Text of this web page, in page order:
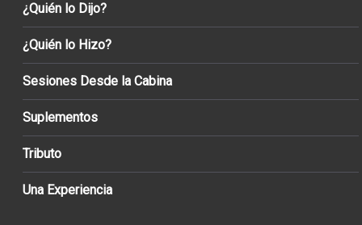
¿Quién lo Dijo?
¿Quién lo Hizo?
Sesiones Desde la Cabina
Suplementos
Tributo
Una Experiencia